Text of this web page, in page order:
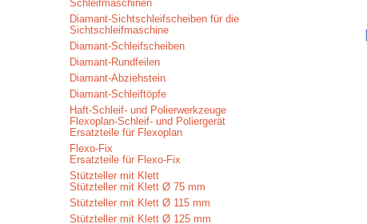
Schleifmaschinen
Diamant-Sichtschleifscheiben für die
Sichtschleifmaschine
Diamant-Schleifscheiben
Diamant-Rundfeilen
Diamant-Abziehstein
Diamant-Schleiftöpfe
Haft-Schleif- und Polierwerkzeuge
Flexoplan-Schleif- und Poliergerät
Ersatzteile für Flexoplan
Flexo-Fix
Ersatzteile für Flexo-Fix
Stützteller mit Klett
Stützteller mit Klett Ø 75 mm
Stützteller mit Klett Ø 115 mm
Stützteller mit Klett Ø 125 mm